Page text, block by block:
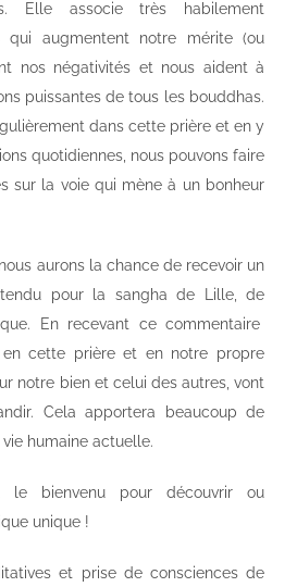
Elle associe très habilement
qui augmentent notre mérite (ou
nos négativités et nous aident à
puissantes de tous les bouddhas.
dans cette prière et en y
quotidiennes, nous pouvons faire
sur la voie qui mène à un bonheur
aurons la chance de recevoir un
pour la sangha de Lille, de
En recevant ce commentaire
en cette prière et en notre propre
notre bien et celui des autres, vont
Cela apportera beaucoup de
humaine actuelle.
bienvenu pour découvrir ou
unique !
et prise de consciences de